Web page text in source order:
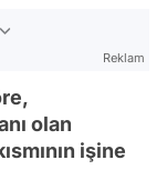
Reklam
olan
işine